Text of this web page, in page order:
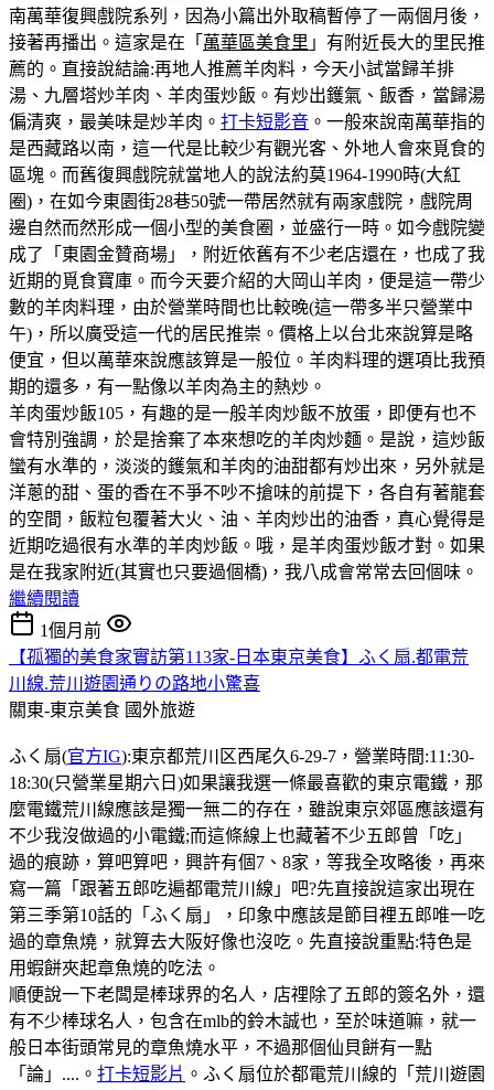
南萬華復興戲院系列，因為小篇出外取稿暫停了一兩個月後，
接著再播出。這家是在「 萬華區美食里 」有附近長大的里民推
薦的。直接說結論:再地人推薦羊肉料，今天小試當歸羊排
湯、九層塔炒羊肉、羊肉蛋炒飯。有炒出鑊氣、飯香，當歸湯
偏清爽，最美味是炒羊肉。 打卡短影音 。一般來說南萬華指的
是西藏路以南，這一代是比較少有觀光客、外地人會來覓食的
區塊。而舊復興戲院就當地人的說法約莫1964-1990時(大紅
圈)，在如今東園街28巷50號一帶居然就有兩家戲院，戲院周
邊自然而然形成一個小型的美食圈，並盛行一時。如今戲院變
成了「東園金贊商場」，附近依舊有不少老店還在，也成了我
近期的覓食寶庫。而今天要介紹的大岡山羊肉，便是這一帶少
數的羊肉料理，由於營業時間也比較晚(這一帶多半只營業中
午)，所以廣受這一代的居民推崇。價格上以台北來說算是略
便宜，但以萬華來說應該算是一般位。羊肉料理的選項比我預
期的還多，有一點像以羊肉為主的熱炒。
羊肉蛋炒飯105，有趣的是一般羊肉炒飯不放蛋，即便有也不
會特別強調，於是捨棄了本來想吃的羊肉炒麵。是說，這炒飯
蠻有水準的，淡淡的鑊氣和羊肉的油甜都有炒出來，另外就是
洋蔥的甜、蛋的香在不爭不吵不搶味的前提下，各自有著龍套
的空間，飯粒包覆著大火、油、羊肉炒出的油香，真心覺得是
近期吃過很有水準的羊肉炒飯。哦，是羊肉蛋炒飯才對。如果
是在我家附近(其實也只要過個橋)，我八成會常常去回個味。
繼續閱讀
1個月前
【孤獨的美食家實訪第113家-日本東京美食】ふく扇.都電荒
川線.荒川遊園通りの路地小驚喜
關東-東京美食 國外旅遊
ふく扇(官方IG):東京都荒川区西尾久6-29-7，營業時間:11:30-
18:30(只營業星期六日)如果讓我選一條最喜歡的東京電鐵，那
麼電鐵荒川線應該是獨一無二的存在，雖說東京郊區應該還有
不少我沒做過的小電鐵;而這條線上也藏著不少五郎曾「吃」
過的痕跡，算吧算吧，興許有個7、8家，等我全攻略後，再來
寫一篇「跟著五郎吃遍都電荒川線」吧?先直接說這家出現在
第三季第10話的「ふく扇」，印象中應該是節目裡五郎唯一吃
過的章魚燒，就算去大阪好像也沒吃。先直接說重點:特色是
用蝦餅夾起章魚燒的吃法。
順便說一下老闆是棒球界的名人，店𥚃除了五郎的簽名外，還
有不少棒球名人，包含在mlb的鈴木誠也，至於味道嘛，就一
般日本街頭常見的章魚燒水平，不過那個仙貝餅有一點
「論」....。 打卡短影片 。ふく扇位於都電荒川線的「荒川遊園